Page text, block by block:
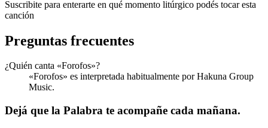
Suscribite para enterarte en qué momento litúrgico podés tocar esta
canción
Preguntas frecuentes
¿Quién canta «Forofos»?
«Forofos» es interpretada habitualmente por Hakuna Group
Music.
Dejá que la Palabra te acompañe cada mañana.